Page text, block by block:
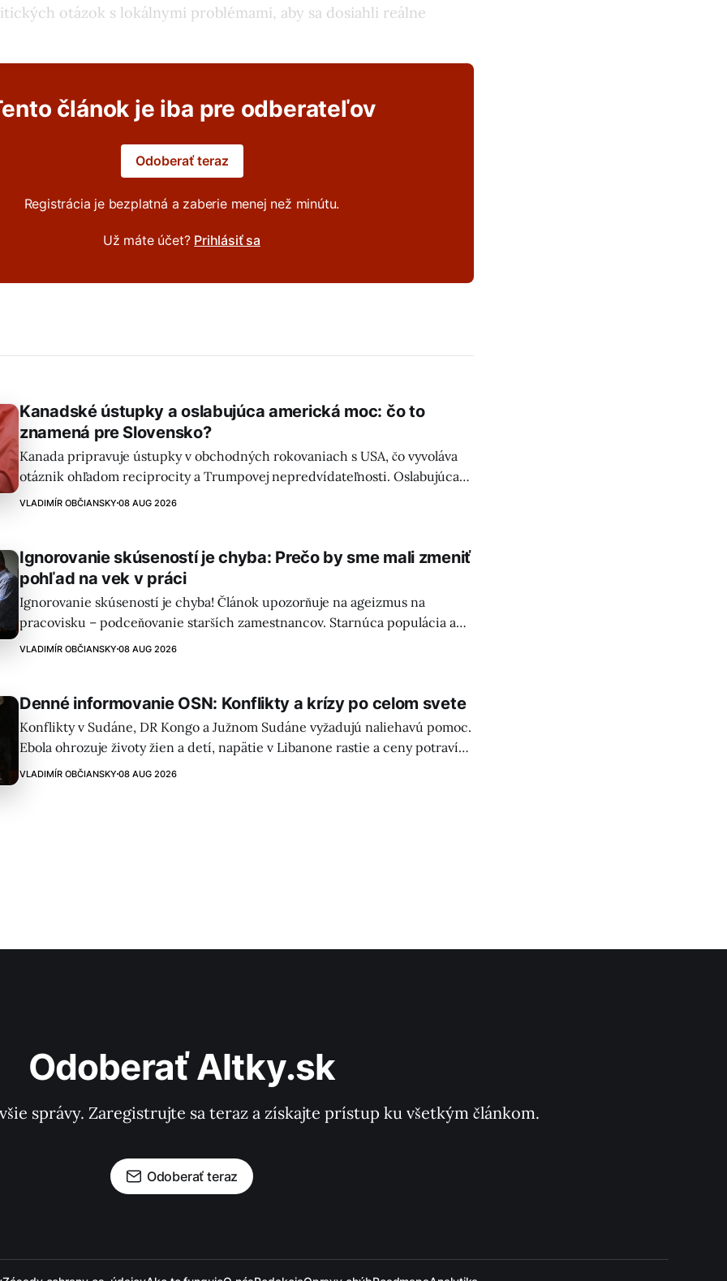
otázok s lokálnymi problémami, aby sa dosiahli reálne
článok je iba pre odberateľov
Odoberať teraz
Registrácia je bezplatná a zaberie menej než minútu.
Už máte účet? Prihlásiť sa
Kanadské ústupky a oslabujúca americká moc: čo to
znamená pre Slovensko?
Kanada pripravuje ústupky v obchodných rokovaniach s USA, čo vyvoláva
otáznik ohľadom reciprocity a Trumpovej nepredvídateľnosti. Oslabujúca
americká moc a dohoda Omán-Irán môžu mať dopady aj na Slovensko.
VLADIMÍR OBČIANSKY 08 AUG 2026
Ignorovanie skúseností je chyba: Prečo by sme mali zmeniť
pohľad na vek v práci
Ignorovanie skúseností je chyba! Článok upozorňuje na ageizmus na
pracovisku – podceňovanie starších zamestnancov. Starnúca populácia a
demografické zmeny vyžadujú nový pohľad na vek ako cenný aktív a
VLADIMÍR OBČIANSKY 08 AUG 2026
Denné informovanie OSN: Konflikty a krízy po celom svete
Konflikty v Sudáne, DR Kongo a Južnom Sudáne vyžadujú naliehavú pomoc.
Ebola ohrozuje životy žien a detí, napätie v Libanone rastie a ceny potravín
stúpajú. OSN vyzýva na okamžitú akciu.
VLADIMÍR OBČIANSKY 08 AUG 2026
Odoberať Altky.sk
správy. Zaregistrujte sa teraz a získajte prístup ku všetkým článkom.
Odoberať teraz